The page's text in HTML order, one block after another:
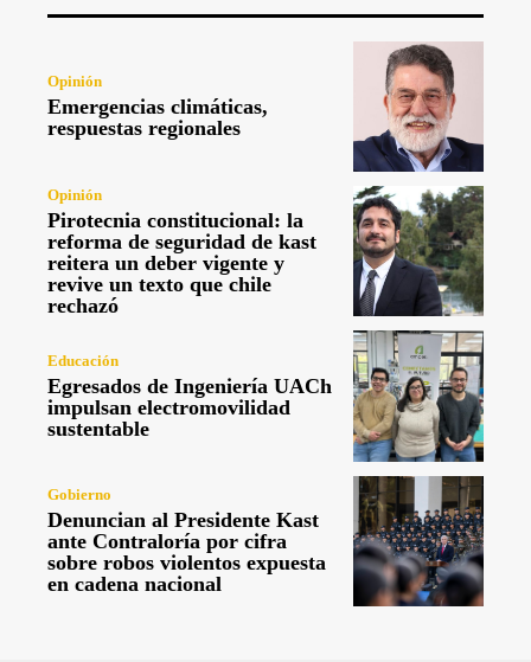
Opinión
Emergencias climáticas,
respuestas regionales
Opinión
Pirotecnia constitucional: la
reforma de seguridad de kast
reitera un deber vigente y
revive un texto que chile
rechazó
Educación
Egresados de Ingeniería UACh
impulsan electromovilidad
sustentable
Gobierno
Denuncian al Presidente Kast
ante Contraloría por cifra
sobre robos violentos expuesta
en cadena nacional